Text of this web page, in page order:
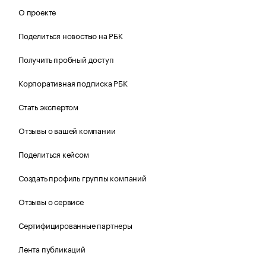
О проекте
Поделиться новостью на РБК
Получить пробный доступ
Корпоративная подписка РБК
Стать экспертом
Отзывы о вашей компании
Поделиться кейсом
Создать профиль группы компаний
Отзывы о сервисе
Сертифицированные партнеры
Лента публикаций